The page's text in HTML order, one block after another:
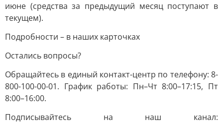
июне (средства за предыдущий месяц поступают в
текущем).
Подробности – в наших карточках
Остались вопросы?
Обращайтесь в единый контакт-центр по телефону: 8-
800-100-00-01. График работы: Пн–Чт 8:00–17:15, Пт
8:00–16:00.
Подписывайтесь на наш канал: